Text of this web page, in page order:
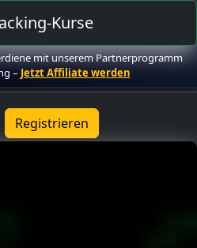
Kurse
mit unserem Partnerprogramm
– Jetzt Affiliate werden
Registrieren